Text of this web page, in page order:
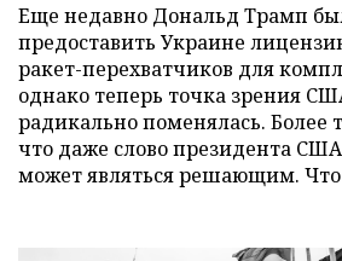
Еще недавно Дональд Трамп
предоставить Украине
ракет-перехватчиков для
однако теперь точка зрения
радикально поменялась. Более
что даже слово президента
может являться решающим.